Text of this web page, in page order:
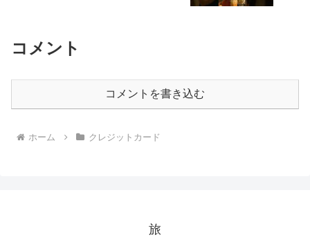
コメント
コメントを書き込む
ホーム クレジットカード
旅